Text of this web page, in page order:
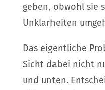
geben, obwohl sie
Unklarheiten
Das eigentliche
Sicht dabei nicht
und unten.